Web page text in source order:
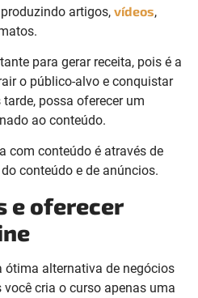
artigos, vídeos,
para gerar receita, pois é a
o público-alvo e conquistar
possa oferecer um
ao conteúdo.
com conteúdo é através de
conteúdo e de anúncios.
e oferecer
ótima alternativa de negócios
cria o curso apenas uma